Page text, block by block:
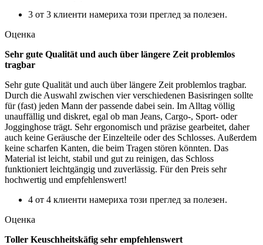
3 от 3 клиенти намериха този преглед за полезен.
Оценка
Sehr gute Qualität und auch über längere Zeit problemlos
tragbar
Sehr gute Qualität und auch über längere Zeit problemlos tragbar.
Durch die Auswahl zwischen vier verschiedenen Basisringen sollte
für (fast) jeden Mann der passende dabei sein. Im Alltag völlig
unauffällig und diskret, egal ob man Jeans, Cargo-, Sport- oder
Jogginghose trägt. Sehr ergonomisch und präzise gearbeitet, daher
auch keine Geräusche der Einzelteile oder des Schlosses. Außerdem
keine scharfen Kanten, die beim Tragen stören könnten. Das
Material ist leicht, stabil und gut zu reinigen, das Schloss
funktioniert leichtgängig und zuverlässig. Für den Preis sehr
hochwertig und empfehlenswert!
4 от 4 клиенти намериха този преглед за полезен.
Оценка
Toller Keuschheitskäfig sehr empfehlenswert